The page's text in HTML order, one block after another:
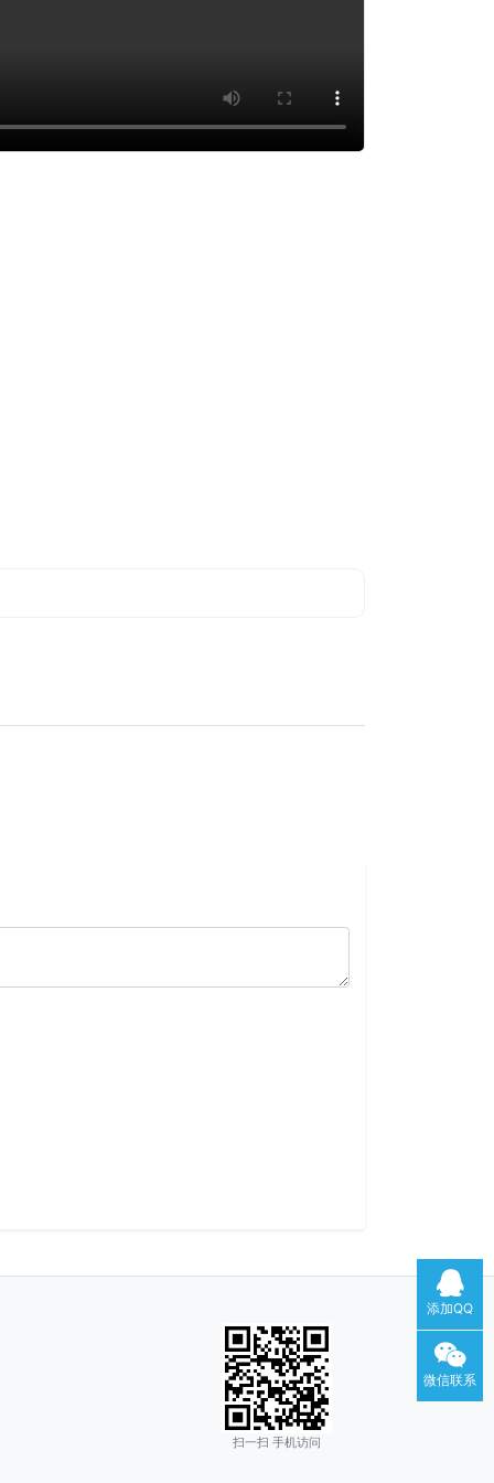
扫一扫 手机访问
添加QQ
微信联系